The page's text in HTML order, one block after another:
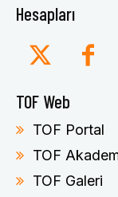
Hesapları
TOF Web
TOF Portal
TOF
TOF Galeri